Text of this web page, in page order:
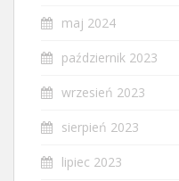
maj 2024
październik 2023
wrzesień 2023
sierpień 2023
lipiec 2023